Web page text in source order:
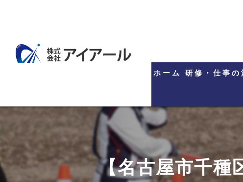
ホーム 研修・仕事の
【名古屋市千種